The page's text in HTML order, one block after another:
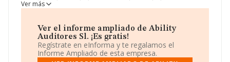
Fuenlabrada, Madrid. Su principal actividad CNAE es
6920 - Actividades de contabilidad, teneduría de libros,
Auditores Sl.está inscrita como Sociedad limitada
unipersonal.
Ver más
Ver el informe ampliado de Ability
Auditores Sl. ¡Es gratis!
Regístrate en eInforma y te regalamos el
Informe Ampliado de esta empresa.